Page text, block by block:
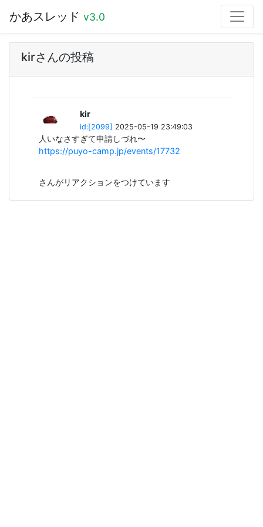
かあスレッド v3.0
kirさんの投稿
kir
id:[2099] 2025-05-19 23:49:03
人いなさすぎて申請しづれ〜
https://puyo-camp.jp/events/17732
さんがリアクションをつけています